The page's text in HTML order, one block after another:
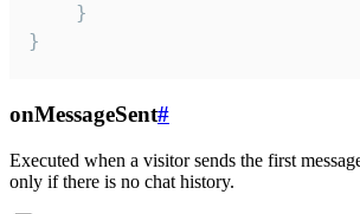
    }
}
onMessageSent#
Executed when a visitor sends the first
only if there is no chat history.